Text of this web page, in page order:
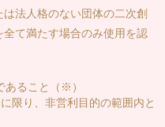
法人格のない団体の二次創
て満たす場合のみ使用を認
あること（※）
限り、非営利目的の範囲内と